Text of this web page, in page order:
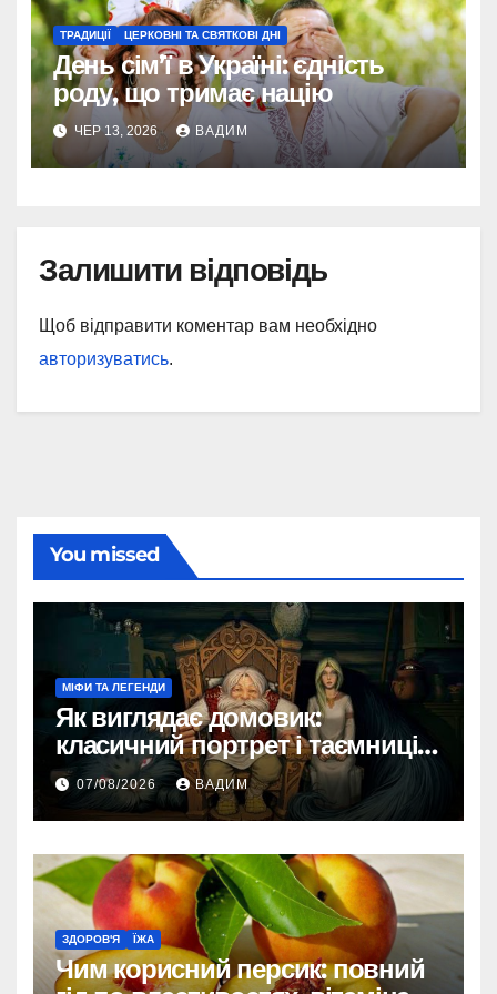
ТРАДИЦІЇ ЦЕРКОВНІ ТА СВЯТКОВІ ДНІ
День сім’ї в Україні: єдність
роду, що тримає націю
ЧЕР 13, 2026 ВАДИМ
Залишити відповідь
Щоб відправити коментар вам необхідно
авторизуватись.
You missed
МІФИ ТА ЛЕГЕНДИ
Як виглядає домовик:
класичний портрет і таємниці
зовнішності
07/08/2026 ВАДИМ
ЗДОРОВ'Я ЇЖА
Чим корисний персик: повний